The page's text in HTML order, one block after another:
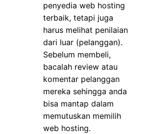
penyedia web hosting
terbaik, tetapi juga
harus melihat penilaian
dari luar (pelanggan).
Sebelum membeli,
bacalah review atau
komentar pelanggan
mereka sehingga anda
bisa mantap dalam
memutuskan memilih
web hosting.